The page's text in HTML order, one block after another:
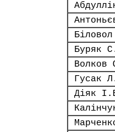
Буряк
Волков
Гусак
Діяк